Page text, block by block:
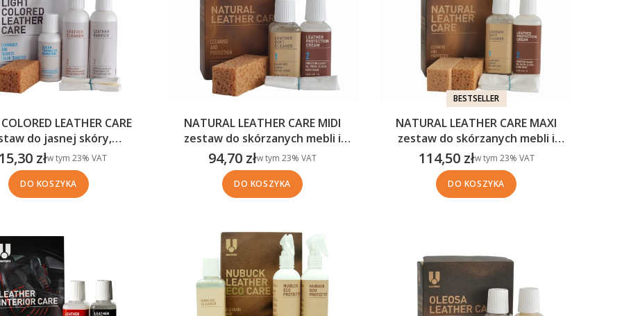
LEATHER CARE
do jasnej skóry,
i zabezpieczenie przed
przebarwieniami
brutto
złw tym %s VAT
w tym 23% VAT
DO KOSZYKA
NATURAL LEATHER CARE MIDI
zestaw do skórzanych mebli i
galanterii (2x150ml)
Cena brutto
94,70 złw tym %s VAT
w tym 23% VAT
DO KOSZYKA
BESTSELLER
NATURAL LEATHER CARE MAXI
zestaw do skórzanych mebli i
galanterii (2x250ml)
Cena brutto
114,50 złw tym %s VAT
w tym 23% VAT
DO KOSZYKA